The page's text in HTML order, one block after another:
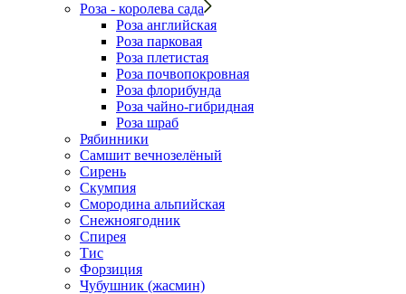
Роза - королева сада
Роза английская
Роза парковая
Роза плетистая
Роза почвопокровная
Роза флорибунда
Роза чайно-гибридная
Роза шраб
Рябинники
Самшит вечнозелёный
Сирень
Скумпия
Смородина альпийская
Снежноягодник
Спирея
Тис
Форзиция
Чубушник (жасмин)